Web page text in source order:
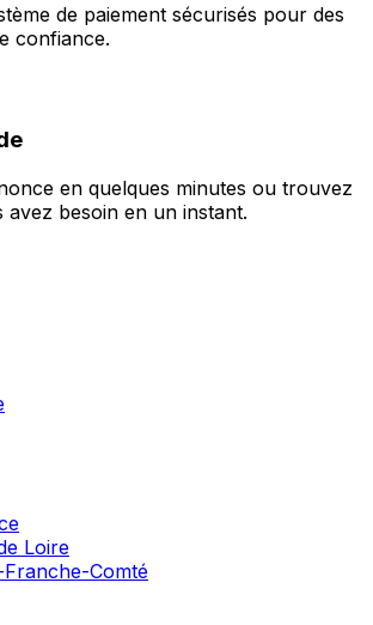
de paiement sécurisés pour des
confiance.
en quelques minutes ou trouvez
avez besoin en un instant.
Loire
Comté